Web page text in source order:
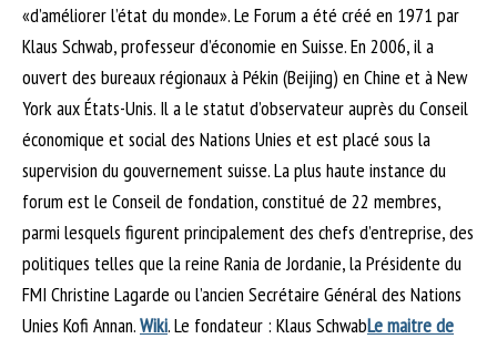
«d’améliorer l’état du monde». Le Forum a été créé en 1971 par
Klaus Schwab, professeur d’économie en Suisse. En 2006, il a
ouvert des bureaux régionaux à Pékin (Beijing) en Chine et à New
York aux États-Unis. Il a le statut d’observateur auprès du Conseil
économique et social des Nations Unies et est placé sous la
supervision du gouvernement suisse. La plus haute instance du
forum est le Conseil de fondation, constitué de 22 membres,
parmi lesquels figurent principalement des chefs d’entreprise, des
politiques telles que la reine Rania de Jordanie, la Présidente du
FMI Christine Lagarde ou l’ancien Secrétaire Général des Nations
Unies Kofi Annan.Wiki. Le fondateur : Klaus SchwabLe maitre de